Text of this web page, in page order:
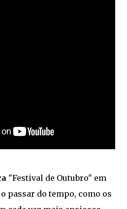
"Festival de Outubro" em
passar do tempo, como os